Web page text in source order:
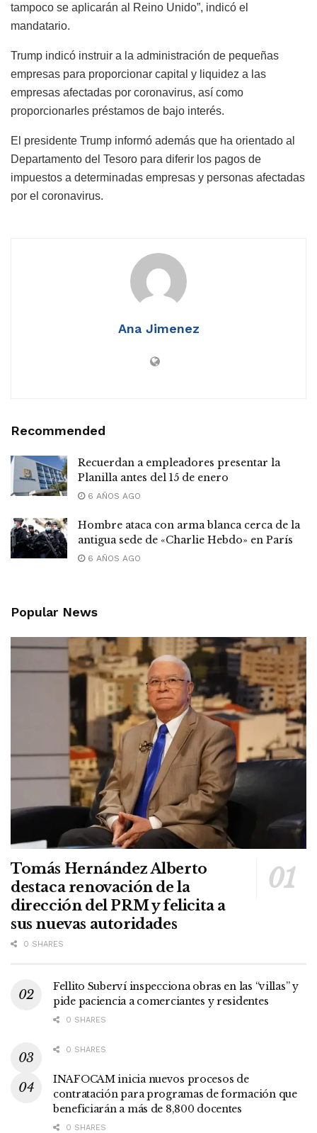
tampoco se aplicarán al Reino Unido”, indicó el
mandatario.
Trump indicó instruir a la administración de pequeñas
empresas para proporcionar capital y liquidez a las
empresas afectadas por coronavirus, así como
proporcionarles préstamos de bajo interés.
El presidente Trump informó además que ha orientado al
Departamento del Tesoro para diferir los pagos de
impuestos a determinadas empresas y personas afectadas
por el coronavirus.
Ana Jimenez
Recommended
Recuerdan a empleadores presentar la
Planilla antes del 15 de enero
6 AÑOS AGO
Hombre ataca con arma blanca cerca de la
antigua sede de «Charlie Hebdo» en París
6 AÑOS AGO
Popular News
Tomás Hernández Alberto
destaca renovación de la
dirección del PRM y felicita a
sus nuevas autoridades
0 SHARES
Fellito Suberví inspecciona obras en las “villas” y
pide paciencia a comerciantes y residentes
0 SHARES
0 SHARES
INAFOCAM inicia nuevos procesos de
contratación para programas de formación que
beneficiarán a más de 8,800 docentes
0 SHARES